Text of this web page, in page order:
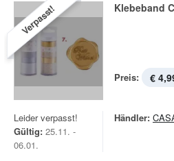
Verpasst! Klebeband
Preis: €
Leider verpasst!
Gültig: 25.11. -
06.01.
Händler: